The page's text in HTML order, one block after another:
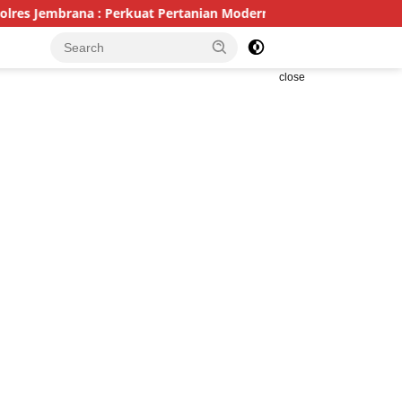
: Perkuat Pertanian Modern dan Ketahanan Pangan
close